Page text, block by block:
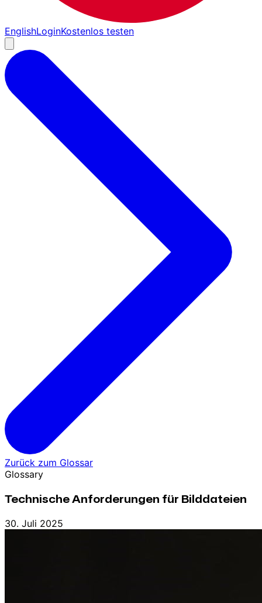
EnglishLoginKostenlos testen
Zurück zum Glossar
Glossary
Technische Anforderungen für Bilddateien
30. Juli 2025